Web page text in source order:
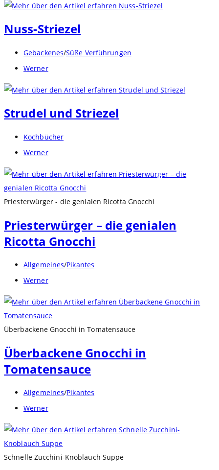
Nuss-Striezel
Beitrags-
Kategorie:
Gebackenes/Süße Verführungen
Beitrags-
Werner
Strudel und Striezel
Beitrags-
Kategorie:
Kochbücher
Beitrags-
Werner
Priesterwürger - die genialen Ricotta Gnocchi
Priesterwürger – die genialen
Ricotta Gnocchi
Beitrags-
Kategorie:
Allgemeines/Pikantes
Beitrags-
Werner
Überbackene Gnocchi in Tomatensauce
Überbackene Gnocchi in
Tomatensauce
Beitrags-
Kategorie:
Allgemeines/Pikantes
Beitrags-
Werner
Schnelle Zucchini-Knoblauch Suppe